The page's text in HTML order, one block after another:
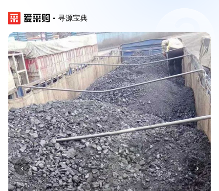
寻源宝典
‹ ›